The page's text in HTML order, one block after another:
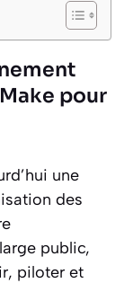
pour
une
des
public,
piloter et